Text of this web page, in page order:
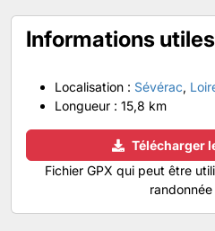
Informations utiles
Localisation : Sévérac,
Longueur : 15,8 km
Télécharger
Fichier GPX qui peut être